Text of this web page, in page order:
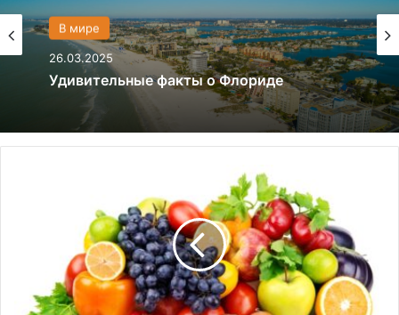
В мире
26.03.2025
Политика
28.03.2024
Что если, Трамп снова станет
президентом США?